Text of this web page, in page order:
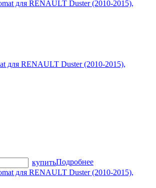
для RENAULT Duster (2010-2015),
купитьПодробнее